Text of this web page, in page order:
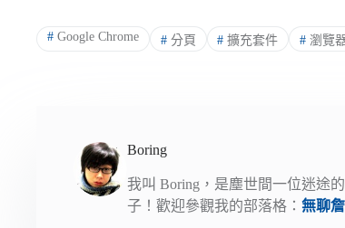
#Google Chrome #分頁 # 擴充套件 # 瀏覽
Boring
我叫 Boring，是塵世間一位迷途
子！歡迎參觀我的部落格： 無聊